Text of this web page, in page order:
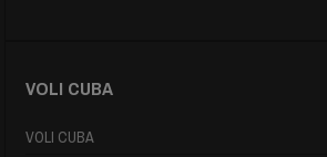
VOLI CUBA
VOLI CUBA